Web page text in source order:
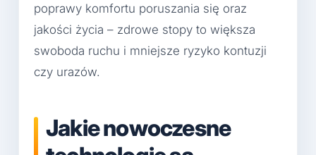
poprawy komfortu poruszania się oraz
jakości życia – zdrowe stopy to większa
swoboda ruchu i mniejsze ryzyko kontuzji
czy urazów.
Jakie nowoczesne